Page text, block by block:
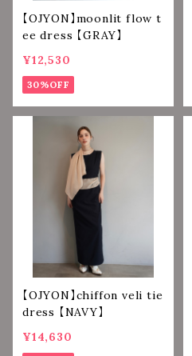
【OJYON】moonlit flow t
ee dress 【GRAY】
¥12,530
30%OFF
【OJYON】chiffon veli tie
dress 【NAVY】
¥14,630